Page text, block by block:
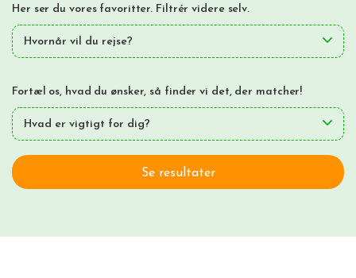
Her ser du vores favoritter. Filtrér videre selv.
Hvornår vil du rejse?
Fortæl os, hvad du ønsker, så finder vi det, der matcher!
Hvad er vigtigt for dig?
Se resultater